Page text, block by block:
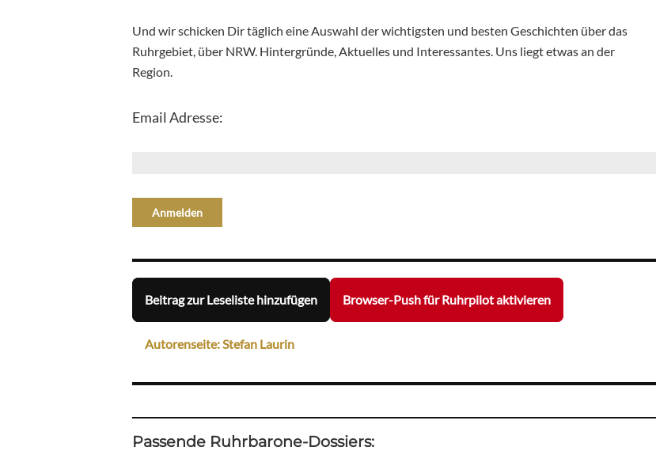
Und wir schicken Dir täglich eine Auswahl der wichtigsten und besten Geschichten über das
Ruhrgebiet, über NRW. Hintergründe, Aktuelles und Interessantes. Uns liegt etwas an der
Region.
Email Adresse:
Beitrag zur Leseliste hinzufügen Browser-Push für Ruhrpilot aktivieren
Autorenseite: Stefan Laurin
Passende Ruhrbarone-Dossiers: